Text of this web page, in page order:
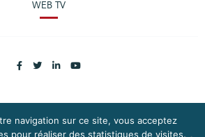
WEB TV
SITE MENTIONS LÉGALES
navigation sur ce site, vous acceptez
pour réaliser des statistiques de visites.